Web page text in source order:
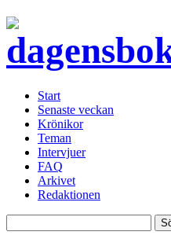
Start
Senaste veckan
Krönikor
Teman
Intervjuer
FAQ
Arkivet
Redaktionen